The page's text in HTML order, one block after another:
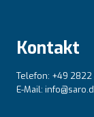
Kontakt
Telefon: +49
E-Mail: